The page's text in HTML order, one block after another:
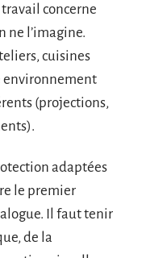
concerne
ne l’imagine.
cuisines
environnement
(projections,
adaptées
le premier
Il faut tenir
de la